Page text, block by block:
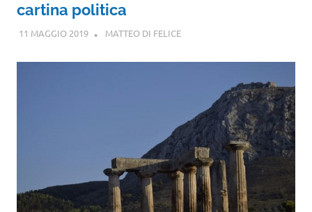
cartina politica
11 MAGGIO 2019 MATTEO DI FELICE